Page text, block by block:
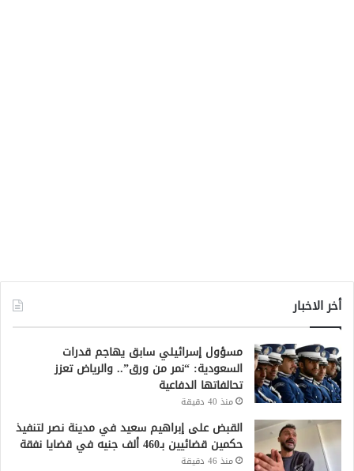
أخر الاخبار
مسؤول إسرائيلي سابق يهاجم قدرات
السعودية: “نمر من ورق”.. والرياض تعزز
تحالفاتها الدفاعية
منذ 40 دقيقة
القبض على إبراهيم سعيد في مدينة نصر لتنفيذ
حكمين قضائيين بـ460 ألف جنيه في قضايا نفقة
منذ 46 دقيقة